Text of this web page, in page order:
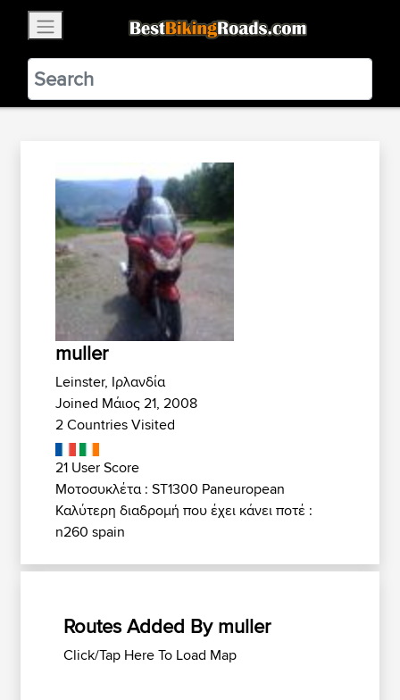
BestBikingRoads
Static Motion3.99 - In Google Play
VIEW
muller
Leinster, Ιρλανδία
Joined Μάιος 21, 2008
2 Countries Visited
21 User Score
Μοτοσυκλέτα : ST1300 Paneuropean
Καλύτερη διαδρομή που έχει κάνει ποτέ :
n260 spain
Routes Added By muller
Click/Tap Here To Load Map